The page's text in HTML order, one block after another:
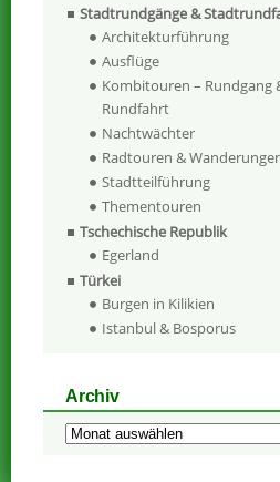
Stadtrundgänge &
Architekturführung
Ausflüge
Kombitouren – Rundgang
Rundfahrt
Nachtwächter
Radtouren &
Stadtteilführung
Thementouren
Tschechische Republik
Egerland
Türkei
Burgen in Kilikien
Istanbul & Bosporus
Archiv
Archiv